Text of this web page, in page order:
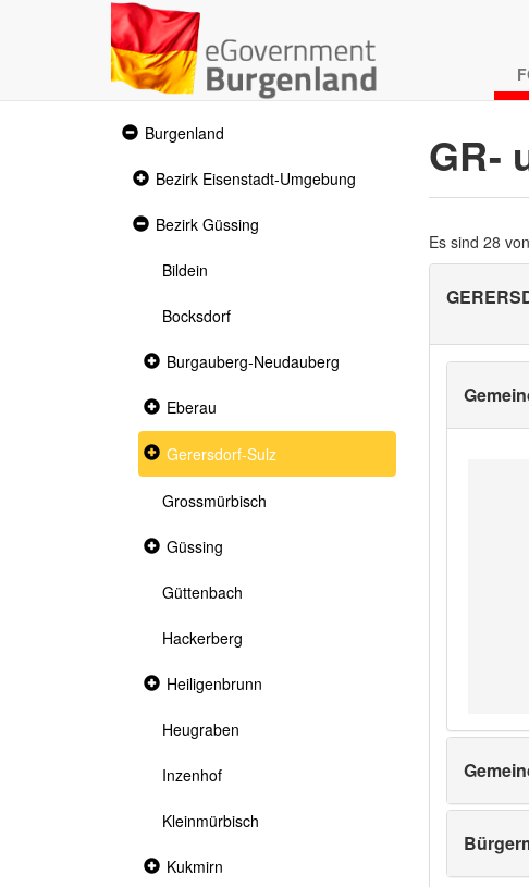
Expanded
section
Burgenland
Collapsed
Bezirk Eisenstadt-Umgebung
Expanded
Bezirk Güssing
Bildein
Bocksdorf
Collapsed
section
Burgauberg-Neudauberg
Collapsed
Eberau
Collapsed
section
Gerersdorf-Sulz
Grossmürbisch
Collapsed
Güssing
Güttenbach
Hackerberg
Collapsed
section
Heiligenbrunn
Heugraben
Inzenhof
Kleinmürbisch
Collapsed
Kukmirn
GR-
Es sind 28